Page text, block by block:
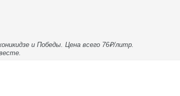
и Победы. Цена всего 76₽/литр.